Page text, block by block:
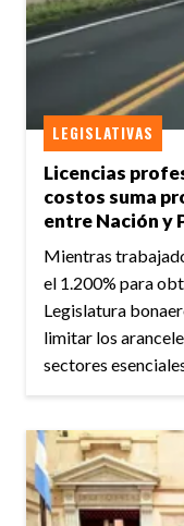
Licencias
costos suma
entre Nación y
LEGISLATIVAS
Mientras
el 1.200% para
Legislatura
limitar los
sectores